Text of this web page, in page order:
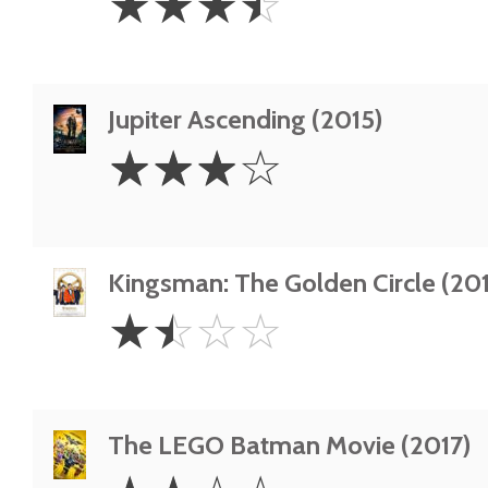
Stars
Jupiter Ascending (2015)
Stars
☆☆☆☆
Kingsman: The Golden Circle
1.5
Stars
☆☆☆☆
The LEGO Batman Movie (2017)